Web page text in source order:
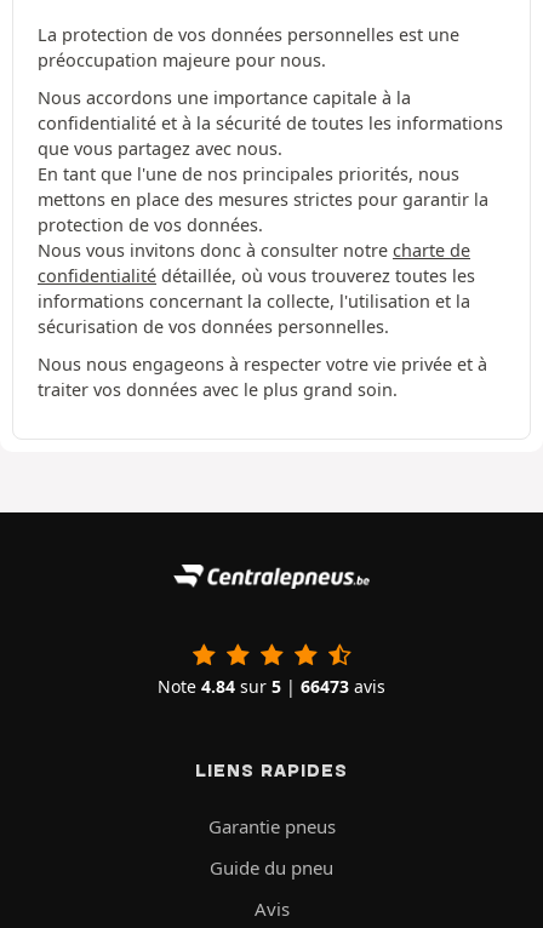
La protection de vos données personnelles est une
préoccupation majeure pour nous.
Nous accordons une importance capitale à la
confidentialité et à la sécurité de toutes les informations
que vous partagez avec nous.
En tant que l'une de nos principales priorités, nous
mettons en place des mesures strictes pour garantir la
protection de vos données.
Nous vous invitons donc à consulter notre charte de
confidentialité détaillée, où vous trouverez toutes les
informations concernant la collecte, l'utilisation et la
sécurisation de vos données personnelles.
Nous nous engageons à respecter votre vie privée et à
traiter vos données avec le plus grand soin.
Note 4.84 sur 5 | 66473 avis
LIENS RAPIDES
Garantie pneus
Guide du pneu
Avis